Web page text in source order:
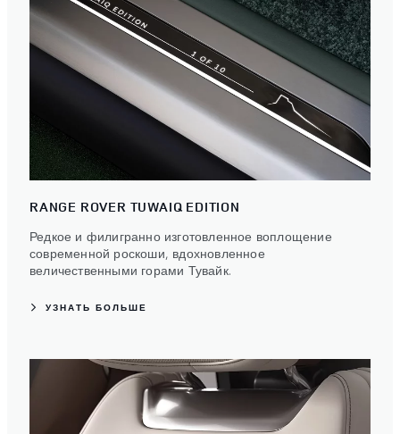
RANGE ROVER TUWAIQ EDITION
Редкое и филигранно изготовленное воплощение
современной роскоши, вдохновленное
величественными горами Тувайк.
УЗНАТЬ БОЛЬШЕ